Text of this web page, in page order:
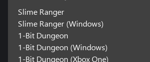
Slime Ranger
Slime Ranger (Windows)
1-Bit Dungeon
1-Bit Dungeon (Windows)
1-Bit Dungeon (Xbox One)